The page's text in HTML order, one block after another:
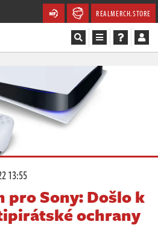
REALMERCH.STORE
13:55
pro Sony: Došlo k
ochrany